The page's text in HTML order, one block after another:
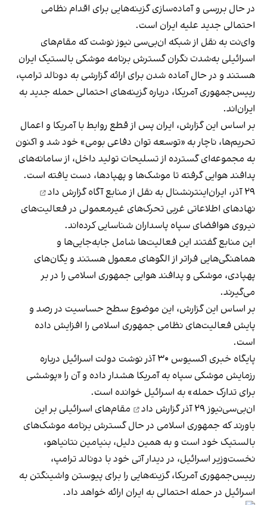
در حال بررسی و آماده‌سازی گزینه‌هایی برای اقدام نظامی
احتمالی جدید علیه ایران است.
وای‌نت به نقل از شبکه ان‌بی‌سی نیوز نوشت که مقام‌های
اسرائیلی به‌شدت نگران گسترش برنامه موشکی بالستیک ایران
هستند و در حال آماده شدن برای ارائه گزارشی به دونالد ترامپ،
رییس‌جمهوری آمریکا، درباره گزینه‌های احتمالی حمله جدید به
ایران‌اند.
بر اساس این گزارش، ایران پس از قطع روابط با آمریکا و اعمال
تحریم‌ها، ناچار به «توسعه توان دفاعی بومی» خود شد و اکنون
به مجموعه‌ای گسترده از تسلیحات تولید داخل، از سامانه‌های
پدافند هوایی گرفته تا موشک‌ها و پهپادها، دست یافته است.
۲۹ آذر، ایران‌اینترنشنال به نقل از منابع آگاه
گزارش داد
نهادهای اطلاعاتی غربی تحرک‌های غیرمعمولی در فعالیت‌های
نیروی هوافضای سپاه پاسداران شناسایی کرده‌اند.
این منابع گفتند این فعالیت‌ها شامل جابه‌جایی‌ها و
هماهنگی‌هایی فراتر از الگوهای معمول هستند و یگان‌های
پهپادی، موشکی و پدافند هوایی جمهوری اسلامی را در بر
می‌گیرند.
بر اساس این گزارش، این موضوع سطح حساسیت در رصد و
پایش فعالیت‌های نظامی جمهوری اسلامی را افزایش داده
است.
پایگاه خبری اکسیوس ۳۰ آذر نوشت دولت اسرائیل درباره
رزمایش موشکی سپاه به آمریکا هشدار داده و آن را «پوششی
برای تدارک حمله» به اسرائیل خوانده است.
ان‌بی‌سی‌نیوز ۲۹ آذر
گزارش داد
مقام‌های اسرائیلی بر این
باورند که جمهوری اسلامی در حال گسترش برنامه موشک‌های
بالستیک خود است و به همین دلیل، بنیامین نتانیاهو،
نخست‌وزیر اسرائیل، در دیدار آتی خود با دونالد ترامپ،
رییس‌جمهوری آمریکا، گزینه‌هایی را برای پیوستن واشینگتن به
اسرائیل در حمله احتمالی به ایران ارائه خواهد داد.